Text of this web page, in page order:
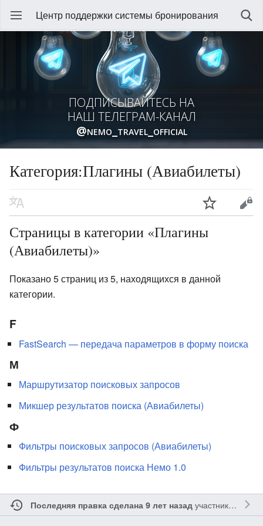
Центр поддержки системы бронирования
ПОДПИСЫВАЙТЕСЬ НА
НАШ ТЕЛЕГРАМ-КАНАЛ
@nemo_travel_official
Категория:Плагины (Авиабилеты)
Страницы в категории «Плагины
(Авиабилеты)»
Показано 5 страниц из 5, находящихся в данной
категории.
F
FastSearch — передача параметров в форму поиска
М
Маршрутизатор поисковых запросов
Микшер результатов поиска (Авиабилеты)
Ф
Фильтры поисковых запросов (Авиабилеты)
Фильтры результатов поиска Немо 1.0
Последняя правка сделана 9 лет назадучастником